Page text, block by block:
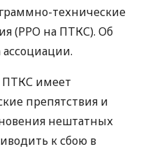
технические
(РРО на ПТКС). Об
ПТКС имеет
препятствия и
нештатных
к сбою в